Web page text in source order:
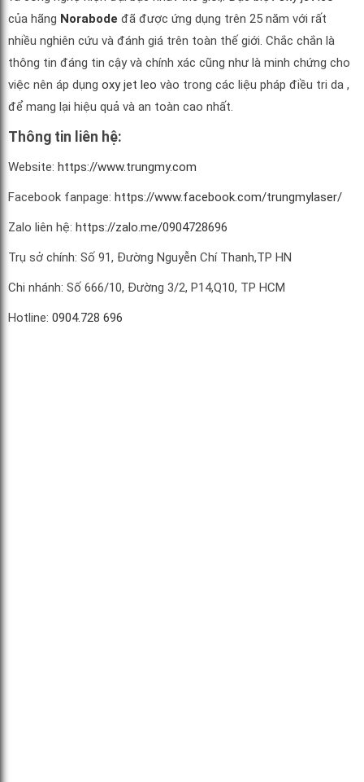
của hãng Norabode đã được ứng dụng trên 25 năm với rất
nhiều nghiên cứu và đánh giá trên toàn thế giới. Chắc chắn là
thông tin đáng tin cậy và chính xác cũng như là minh chứng cho
việc nên áp dụng oxy jet leo vào trong các liệu pháp điều tri da ,
để mang lại hiệu quả và an toàn cao nhất.
Thông tin liên hệ:
Website: https://www.trungmy.com
Facebook fanpage: https://www.facebook.com/trungmylaser/
Zalo liên hệ: https://zalo.me/0904728696
Trụ sở chính: Số 91, Đường Nguyễn Chí Thanh,TP HN
Chi nhánh: Số 666/10, Đường 3/2, P14,Q10, TP HCM
Hotline: 0904.728 696